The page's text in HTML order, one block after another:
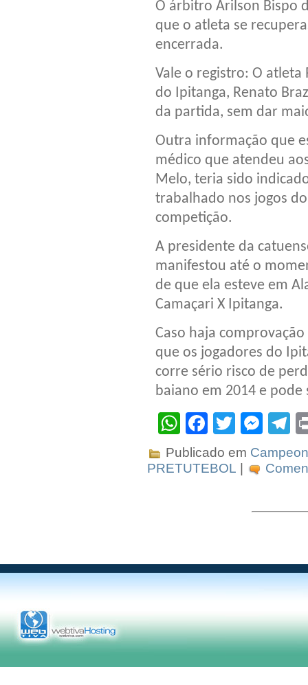
O árbitro Arilson Bispo
que o atleta se
encerrada.
Vale o registro: O
do Ipitanga, Renato
da partida, sem dar
Outra informação que
médico que atendeu
Melo, teria sido
trabalhado nos jogos
competição.
A presidente da
manifestou até o
de que ela esteve em
Camaçari X Ipitanga.
Caso haja
que os jogadores do
corre sério risco de
baiano em 2014 e
WhatsApp
Facebook
Twitter
Publicado em
PRETUTEBOL